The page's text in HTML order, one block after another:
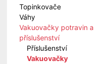
Topinkovače
Váhy
Vakuovačky potravin a
příslušenství
Příslušenství
Vakuovačky